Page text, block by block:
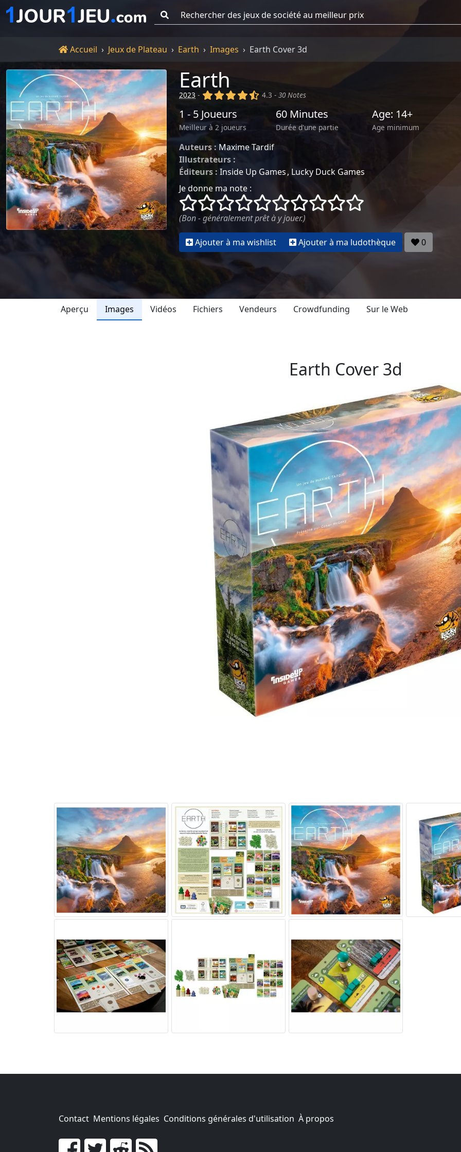
Accueil
Accueil Jeux de Plateau Earth Images Earth Cover 3d
Earth
2023 - (x) (x) (x) (x) (,)
4.3 -30 Notes
1 - 5 Joueurs
Meilleur à 2 joueurs
60 Minutes
Durée d'une partie
Age: 14+
Age minimum
Auteurs : Maxime Tardif
Illustrateurs :
Éditeurs : Inside Up Games Lucky Duck Games
Je donne ma note :
()
() () () () () () () ()
(Bon - généralement prêt à y jouer.)
Ajouter à ma wishlist Ajouter à ma ludothèque 0
Aperçu Images Vidéos Fichiers Vendeurs Crowdfunding Sur le Web
Earth Cover 3d
Contact Mentions légales Conditions générales d'utilisation À propos